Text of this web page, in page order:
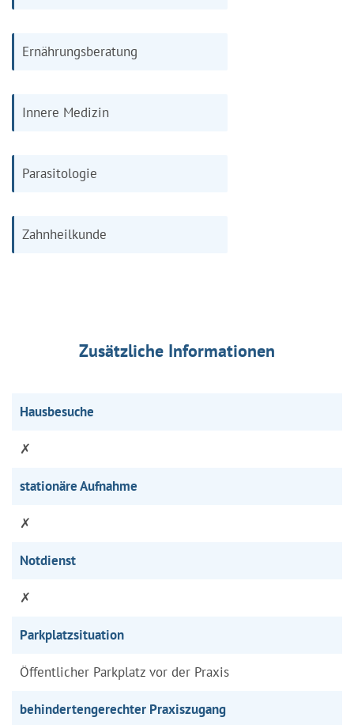
Ernährungsberatung
Innere Medizin
Parasitologie
Zahnheilkunde
Zusätzliche Informationen
Hausbesuche
✗
stationäre Aufnahme
✗
Notdienst
✗
Parkplatzsituation
Öffentlicher Parkplatz vor der Praxis
behindertengerechter Praxiszugang